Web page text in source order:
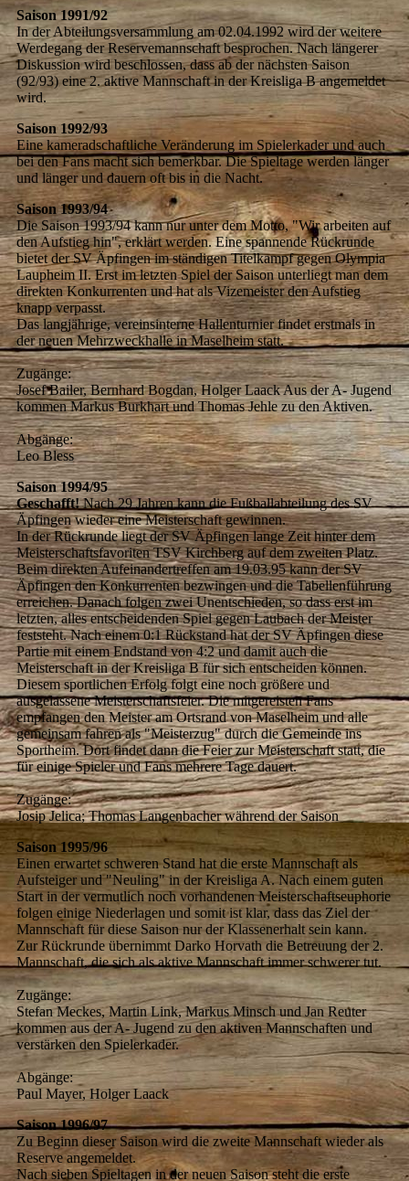
Saison 1991/92
In der Abteilungsversammlung am 02.04.1992 wird der weitere
Werdegang der Reservemannschaft besprochen. Nach längerer
Diskussion wird beschlossen, dass ab der nächsten Saison
(92/93) eine 2. aktive Mannschaft in der Kreisliga B angemeldet
wird.
Saison 1992/93
Eine kameradschaftliche Veränderung im Spielerkader und auch
bei den Fans macht sich bemerkbar. Die Spieltage werden länger
und länger und dauern oft bis in die Nacht.
Saison 1993/94
Die Saison 1993/94 kann nur unter dem Motto, "Wir arbeiten auf
den Aufstieg hin", erklärt werden. Eine spannende Rückrunde
bietet der SV Äpfingen im ständigen Titelkampf gegen Olympia
Laupheim II. Erst im letzten Spiel der Saison unterliegt man dem
direkten Konkurrenten und hat als Vizemeister den Aufstieg
knapp verpasst.
Das langjährige, vereinsinterne Hallenturnier findet erstmals in
der neuen Mehrzweckhalle in Maselheim statt.
Zugänge:
Josef Bailer, Bernhard Bogdan, Holger Laack Aus der A- Jugend
kommen Markus Burkhart und Thomas Jehle zu den Aktiven.
Abgänge:
Leo Bless
Saison 1994/95
Geschafft!Nach 29 Jahren kann die Fußballabteilung des SV
Äpfingen wieder eine Meisterschaft gewinnen.
In der Rückrunde liegt der SV Äpfingen lange Zeit hinter dem
Meisterschaftsfavoriten TSV Kirchberg auf dem zweiten Platz.
Beim direkten Aufeinandertreffen am 19.03.95 kann der SV
Äpfingen den Konkurrenten bezwingen und die Tabellenführung
erreichen. Danach folgen zwei Unentschieden, so dass erst im
letzten, alles entscheidenden Spiel gegen Laubach der Meister
feststeht. Nach einem 0:1 Rückstand hat der SV Äpfingen diese
Partie mit einem Endstand von 4:2 und damit auch die
Meisterschaft in der Kreisliga B für sich entscheiden können.
Diesem sportlichen Erfolg folgt eine noch größere und
ausgelassene Meisterschaftsfeier. Die mitgereisten Fans
empfangen den Meister am Ortsrand von Maselheim und alle
gemeinsam fahren als "Meisterzug" durch die Gemeinde ins
Sportheim. Dort findet dann die Feier zur Meisterschaft statt, die
für einige Spieler und Fans mehrere Tage dauert.
Zugänge:
Josip Jelica; Thomas Langenbacher während der Saison
Saison 1995/96
Einen erwartet schweren Stand hat die erste Mannschaft als
Aufsteiger und "Neuling" in der Kreisliga A. Nach einem guten
Start in der vermutlich noch vorhandenen Meisterschaftseuphorie
folgen einige Niederlagen und somit ist klar, dass das Ziel der
Mannschaft für diese Saison nur der Klassenerhalt sein kann.
Zur Rückrunde übernimmt Darko Horvath die Betreuung der 2.
Mannschaft, die sich als aktive Mannschaft immer schwerer tut.
Zugänge:
Stefan Meckes, Martin Link, Markus Minsch und Jan Reuter
kommen aus der A- Jugend zu den aktiven Mannschaften und
verstärken den Spielerkader.
Abgänge:
Paul Mayer, Holger Laack
Saison 1996/97
Zu Beginn dieser Saison wird die zweite Mannschaft wieder als
Reserve angemeldet.
Nach sieben Spieltagen in der neuen Saison steht die erste